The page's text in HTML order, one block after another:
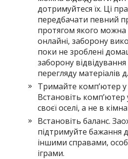
дотримуйтеся їх. Ці
передбачати певний
протягом якого можна
онлайні, заборону
поки не зроблені
заборону
перегляду матеріалів
Тримайте комп’ютер у
Встановіть комп’ютер
своєї оселі, а не в
Встановіть баланс.
підтримуйте бажання
іншими справами,
іграми.